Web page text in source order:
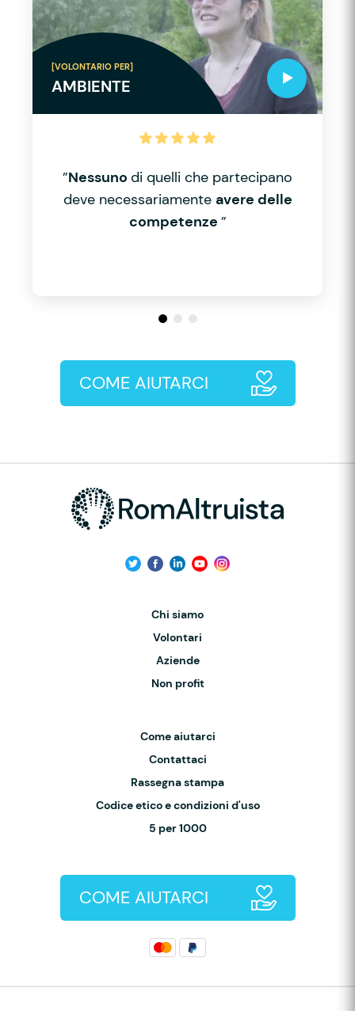
[VOLONTARIO PER]
AMBIENTE
”Nessuno di quelli che partecipano
deve necessariamente avere delle
competenze ”
COME AIUTARCI
Chi siamo
Volontari
Aziende
Non profit
Come aiutarci
Contattaci
Rassegna stampa
Codice etico e condizioni d'uso
5 per 1000
COME AIUTARCI